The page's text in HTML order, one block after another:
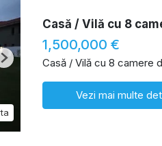
Next
Casă / Vilă cu 8
1,500,000 €
Casă / Vilă cu 8 camere
Vezi mai multe